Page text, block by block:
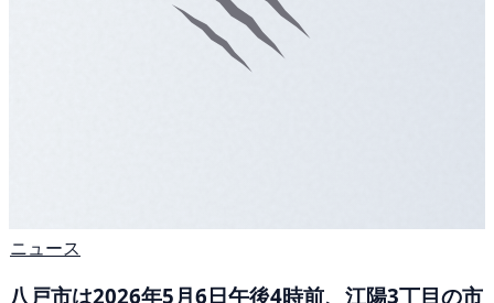
ニュース
八戸市は2026年5月6日午後4時前、江陽3丁目の市